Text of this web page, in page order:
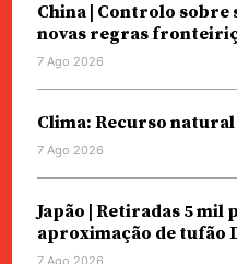
China | Controlo sobre
novas regras
7 Ago 2026
Clima: Recurso
7 Ago 2026
Japão | Retiradas 5 mil
aproximação de tufão